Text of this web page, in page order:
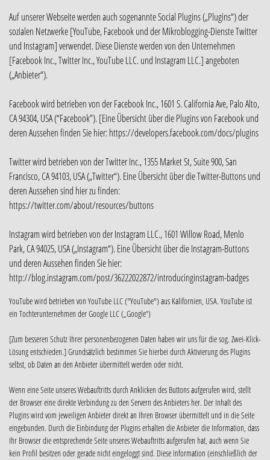
Auf unserer Webseite werden auch sogenannte Social Plugins („Plugins“) der
sozialen Netzwerke [YouTube, Facebook und der Mikroblogging-Dienste Twitter
und Instagram] verwendet. Diese Dienste werden von den Unternehmen
[Facebook Inc., Twitter Inc., YouTube LLC. und Instagram LLC.] angeboten
(„Anbieter“).
Facebook wird betrieben von der Facebook Inc., 1601 S. California Ave, Palo Alto,
CA 94304, USA (“Facebook”). [Eine Übersicht über die Plugins von Facebook und
deren Aussehen finden Sie hier: https://developers.facebook.com/docs/plugins
Twitter wird betrieben von der Twitter Inc., 1355 Market St, Suite 900, San
Francisco, CA 94103, USA („Twitter“). Eine Übersicht über die Twitter-Buttons und
deren Aussehen sind hier zu finden:
https://twitter.com/about/resources/buttons
Instagram wird betrieben von der Instagram LLC., 1601 Willow Road, Menlo
Park, CA 94025, USA („Instagram“). Eine Übersicht über die Instagram-Buttons
und deren Aussehen finden Sie hier:
http://blog.instagram.com/post/36222022872/introducinginstagram-badges
YouTube wird betrieben von YouTube LLC ("YouTube") aus Kalifornien, USA. YouTube ist
ein Tochterunternehmen der Google LLC („Google“)
[Zum besseren Schutz Ihrer personenbezogenen Daten haben wir uns für die sog. Zwei-Klick-
Lösung entschieden.] Grundsätzlich bestimmen Sie hierbei durch Aktivierung des Plugins
selbst, ob Daten an den Anbieter übermittelt werden oder nicht.
Wenn eine Seite unseres Webauftritts durch Anklicken des Buttons aufgerufen wird, stellt
der Browser eine direkte Verbindung zu den Servern des Anbieters her. Der Inhalt des
Plugins wird vom jeweiligen Anbieter direkt an Ihren Browser übermittelt und in die Seite
eingebunden. Durch die Einbindung der Plugins erhalten die Anbieter die Information, dass
Ihr Browser die entsprechende Seite unseres Webauftritts aufgerufen hat, auch wenn Sie
kein Profil besitzen oder gerade nicht eingeloggt sind. Diese Information (einschließlich der